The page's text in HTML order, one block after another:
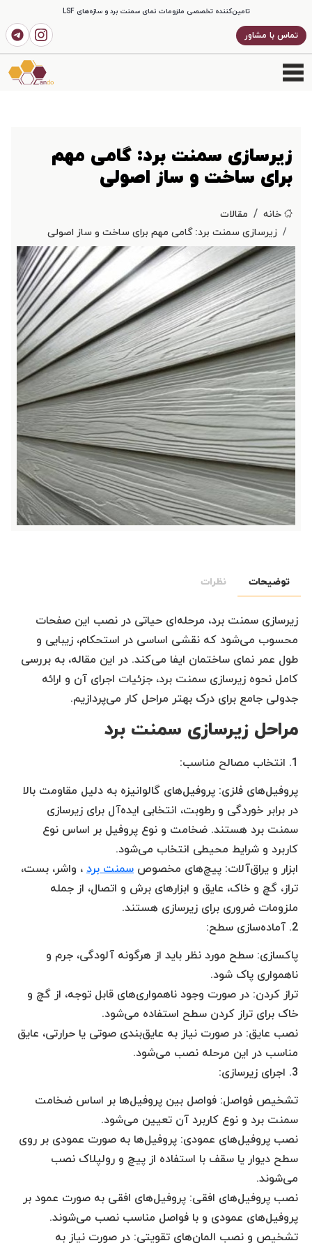
تامین‌کننده تخصصی ملزومات نمای سمنت برد و سازه‌های LSF
تماس با مشاور
زیرسازی سمنت برد: گامی مهم
برای ساخت و ساز اصولی
خانه
مقالات
زیرسازی سمنت برد: گامی مهم برای ساخت و ساز اصولی
توضیحات نظرات
زیرسازی سمنت برد، مرحله‌ای حیاتی در نصب این صفحات
محسوب می‌شود که نقشی اساسی در استحکام، زیبایی و
طول عمر نمای ساختمان ایفا می‌کند. در این مقاله، به بررسی
کامل نحوه زیرسازی سمنت برد، جزئیات اجرای آن و ارائه
جدولی جامع برای درک بهتر مراحل کار می‌پردازیم.
مراحل زیرسازی سمنت برد
1. انتخاب مصالح مناسب:
پروفیل‌های فلزی: پروفیل‌های گالوانیزه به دلیل مقاومت بالا
در برابر خوردگی و رطوبت، انتخابی ایده‌آل برای زیرسازی
سمنت برد هستند. ضخامت و نوع پروفیل بر اساس نوع
کاربرد و شرایط محیطی انتخاب می‌شود.
ابزار و یراق‌آلات: پیچ‌های مخصوص سمنت برد، واشر، بست،
تراز، گچ و خاک، عایق و ابزارهای برش و اتصال، از جمله
ملزومات ضروری برای زیرسازی هستند.
2. آماده‌سازی سطح:
پاکسازی: سطح مورد نظر باید از هرگونه آلودگی، جرم و
ناهمواری پاک شود.
تراز کردن: در صورت وجود ناهمواری‌های قابل توجه، از گچ و
خاک برای تراز کردن سطح استفاده می‌شود.
نصب عایق: در صورت نیاز به عایق‌بندی صوتی یا حرارتی، عایق
مناسب در این مرحله نصب می‌شود.
3. اجرای زیرسازی:
تشخیص فواصل: فواصل بین پروفیل‌ها بر اساس ضخامت
سمنت برد و نوع کاربرد آن تعیین می‌شود.
نصب پروفیل‌های عمودی: پروفیل‌ها به صورت عمودی بر روی
سطح دیوار یا سقف با استفاده از پیچ و رولپلاک نصب
می‌شوند.
نصب پروفیل‌های افقی: پروفیل‌های افقی به صورت عمود بر
پروفیل‌های عمودی و با فواصل مناسب نصب می‌شوند.
تشخیص و نصب المان‌های تقویتی: در صورت نیاز به